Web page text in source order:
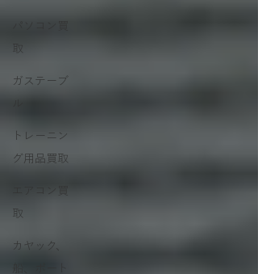
取
ガステーブ
トレーニン
グ用品買取
エアコン買
取
カヤック、